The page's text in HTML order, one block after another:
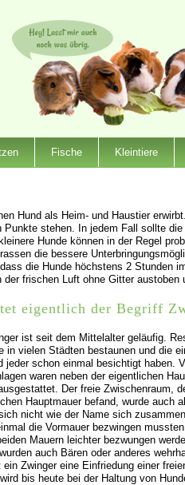
Fische Kleintiere
Hund als Heim- und Haustier
stehen. In jedem Fall sollte
Hunde können in der Regel
die bessere
die Hunde höchstens 2 Stunden
frischen Luft ohne Gitter austoben
eigentlich der Begriff
ist seit dem Mittelalter geläufig.
in vielen Städten bestaunen und die
jeder schon einmal besichtigt haben.
waren neben der eigentlichen
Der freie Zwischenraum,
Hauptmauer befand, wurde auch
nicht wie der Name sich
die Vormauer bezwingen
Mauern leichter bezwungen
auch Bären oder anderes
ein Zwinger eine Einfriedung einer
bis heute bei der Haltung von